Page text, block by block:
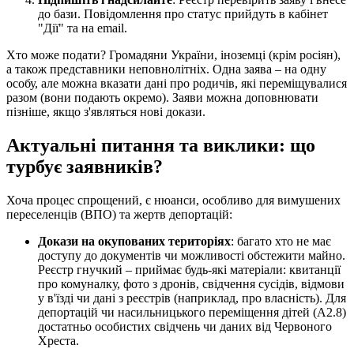
до бази. Повідомлення про статус прийдуть в кабінет
"Дії" та на email.
Хто може подати? Громадяни України, іноземці (крім росіян),
а також представники неповнолітніх. Одна заява – на одну
особу, але можна вказати дані про родичів, які переміщувалися
разом (вони подають окремо). Заяви можна доповнювати
пізніше, якщо з'являться нові докази.
Актуальні питання та виклики: що
турбує заявників?
Хоча процес спрощений, є нюанси, особливо для вимушених
переселенців (ВПО) та жертв депортацій:
Докази на окупованих територіях: багато хто не має
доступу до документів чи можливості обстежити майно.
Реєстр гнучкий – приймає будь-які матеріали: квитанції
про комуналку, фото з дронів, свідчення сусідів, відмови
у в'їзді чи дані з реєстрів (наприклад, про власність). Для
депортацій чи насильницького переміщення дітей (A2.8)
достатньо особистих свідчень чи даних від Червоного
Хреста.